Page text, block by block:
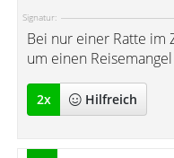
Signatur:
Bei nur einer Ratte im
um einen
2x Hilfreich